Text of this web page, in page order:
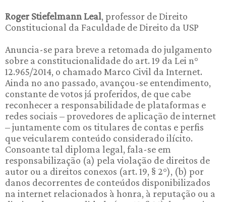
Roger Stiefelmann Leal, professor de Direito
Constitucional da Faculdade de Direito da USP
Anuncia-se para breve a retomada do julgamento
sobre a constitucionalidade do art. 19 da Lei n°
12.965/2014, o chamado Marco Civil da Internet.
Ainda no ano passado, avançou-se entendimento,
constante de votos já proferidos, de que cabe
reconhecer a responsabilidade de plataformas e
redes sociais – provedores de aplicação de internet
– juntamente com os titulares de contas e perfis
que veicularem conteúdo considerado ilícito.
Consoante tal diploma legal, fala-se em
responsabilização (a) pela violação de direitos de
autor ou a direitos conexos (art. 19, § 2°), (b) por
danos decorrentes de conteúdos disponibilizados
na internet relacionados à honra, à reputação ou a